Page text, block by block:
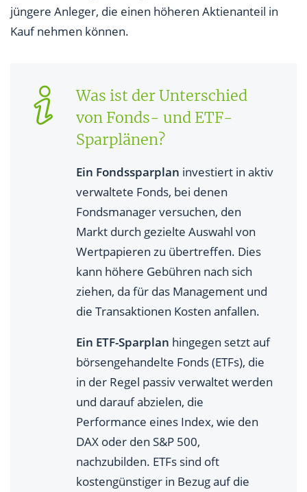
jüngere Anleger, die einen höheren Aktienanteil in
Kauf nehmen können.
Was ist der Unterschied
von Fonds- und ETF-
Sparplänen?
Ein Fondssparplan investiert in aktiv
verwaltete Fonds, bei denen
Fondsmanager versuchen, den
Markt durch gezielte Auswahl von
Wertpapieren zu übertreffen. Dies
kann höhere Gebühren nach sich
ziehen, da für das Management und
die Transaktionen Kosten anfallen.
Ein ETF-Sparplan hingegen setzt auf
börsengehandelte Fonds (ETFs), die
in der Regel passiv verwaltet werden
und darauf abzielen, die
Performance eines Index, wie den
DAX oder den S&P 500,
nachzubilden. ETFs sind oft
kostengünstiger in Bezug auf die